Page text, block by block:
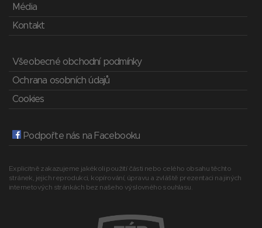
Média
Kontakt
Všeobecné obchodní podmínky
Ochrana osobních údajů
Cookies
Podpořte nás na Facebooku
Explicitně zakazujeme jakékoli použití části nebo celého obsahu těchto
stránek, jejich reprodukci, kopírování, úpravu a zvláště prezentaci na jiných
internetových stránkách bez našeho výslovného souhlasu.